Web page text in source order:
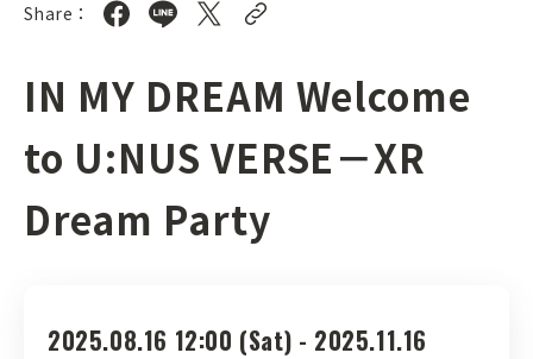
Share：
IN MY DREAM Welcome
to U:NUS VERSE－XR
Dream Party
2025.08.16 12:00 (Sat) - 2025.11.16